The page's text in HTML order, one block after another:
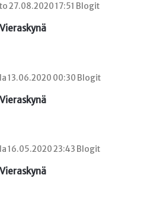
to 27.08.2020 17:51 Blogit
Vieraskynä
la 13.06.2020 00:30 Blogit
Vieraskynä
la 16.05.2020 23:43 Blogit
Vieraskynä